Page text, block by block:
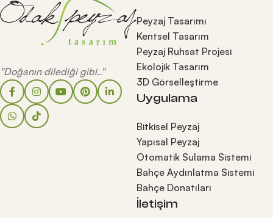
"Doğanın dilediği gibi.."
Peyzaj Tasarımı
Kentsel Tasarım
Peyzaj Ruhsat Projesi
Ekolojik Tasarım
3D Görselleştirme
Uygulama
Bitkisel Peyzaj
Yapısal Peyzaj
Otomatik Sulama Sistemi
Bahçe Aydınlatma Sistemi
Bahçe Donatıları
İletişim